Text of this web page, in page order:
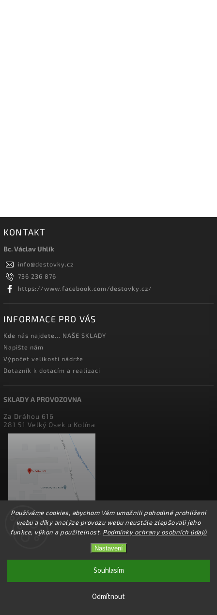
Používáme cookies, abychom Vám umožnili pohodlné prohlížení
webu a díky analýze provozu webu neustále zlepšovali jeho
funkce, výkon a použitelnost. Podmínky ochrany osobních údajů
Nastavení
Odmítnout
Souhlasím
KONTAKT
Bc. Václav Uhlík
info@destovky.cz
736 236 876
https://www.facebook.com/destovky.cz/
INFORMACE PRO VÁS
Kde nás najdete... NAŠE SKLADY
Napište nám
Výpočet velikosti nádrže
Dotazník k dotacím a realizaci
SKLADY A PROVOZOVNA
Za Dráhou 616
281 51 Velký Osek u Kolína
perfect factory. Všechna práva vyhrazena.
Upravit nastavení cookies